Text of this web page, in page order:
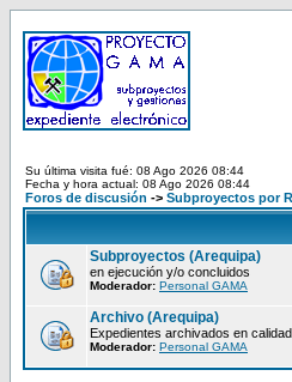
Su última visita fué: 08 Ago 2026 08:44
Fecha y hora actual: 08 Ago 2026 08:44
Foros de discusión -> Subproyectos por
Subproyectos (Arequipa)
en ejecución y/o concluidos
Moderador: Personal GAMA
Archivo (Arequipa)
Expedientes archivados en
Moderador: Personal GAMA